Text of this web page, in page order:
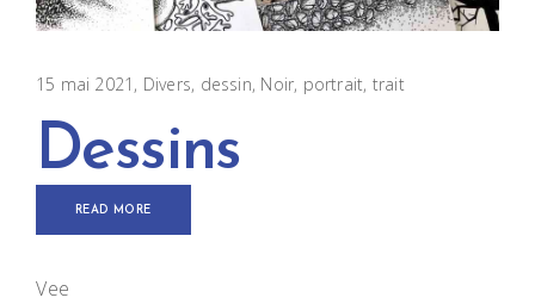
15 mai 2021 Divers dessin, Noir, portrait, trait
Dessins
READ MORE
Vee